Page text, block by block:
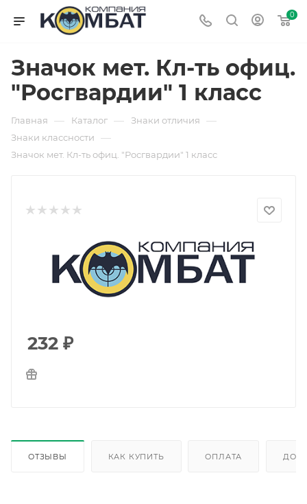
0
Значок мет. Кл-ть офиц.
"Росгвардии" 1 класс
Главная — Каталог — Знаки отличия —
Знаки классности —
Значок мет. Кл-ть офиц. "Росгвардии" 1 класс
232 ₽
ОТЗЫВЫ КАК КУПИТЬ ОПЛАТА